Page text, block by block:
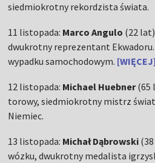
siedmiokrotny rekordzista świata.
11 listopada: Marco Angulo (22
dwukrotny reprezentant
wypadku samochodowym. [WIĘCEJ]
12 listopada: Michael Huebner(65
torowy, siedmiokrotny mistrz
Niemiec.
13 listopada: Michał Dąbrowski
wózku, dwukrotny medalista